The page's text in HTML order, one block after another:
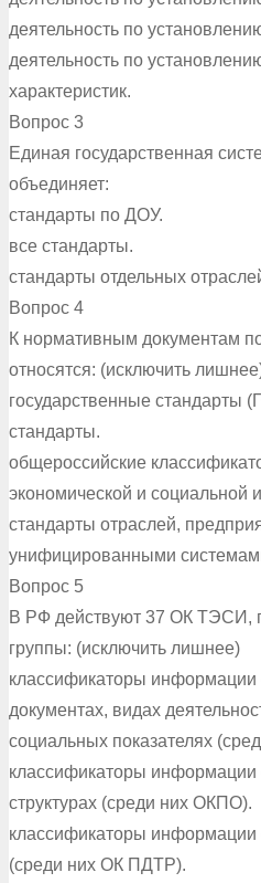
деятельность по
деятельность по
характеристик.
Вопрос 3
Единая государственная
объединяет:
стандарты по ДОУ.
все стандарты.
стандарты отдельных
Вопрос 4
К нормативным документам
относятся: (исключить
государственные стандарты
стандарты.
общероссийские
экономической и
стандарты отраслей,
унифицированными
Вопрос 5
В РФ действуют 37 ОК ТЭСИ,
группы: (исключить лишнее)
классификаторы информации
документах, видах
социальных показателях
классификаторы информации
структурах (среди них ОКПО).
классификаторы информации
(среди них ОК ПДТР).